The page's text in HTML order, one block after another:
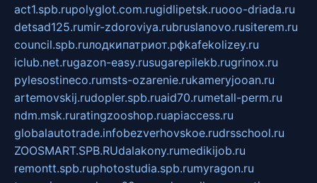
act1.spb.rupolyglot.com.rugidlipetsk.ruooo-driada.ru
detsad125.rumir-zdoroviya.rubruslanovo.rusiterem.ru
council.spb.ruлодкипатриот.рфkafekolizey.ru
iclub.net.rugazon-easy.rusugarepilekb.rugrinox.ru
pylesostineco.rumsts-ozarenie.rukameryjooan.ru
artemovskij.rudopler.spb.ruaid70.rumetall-perm.ru
ndm.msk.ruratingzooshop.ruapiaccess.ru
globalautotrade.infobezverhovskoe.rudrsschool.ru
ZOOSMART.SPB.RUdalakony.rumedikijob.ru
remontt.spb.ruphotostudia.spb.rumyragon.ru